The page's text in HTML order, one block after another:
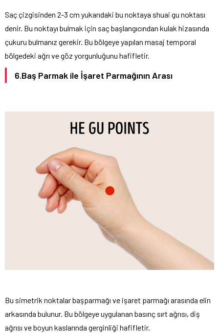
Saç çizgisinden 2-3 cm yukarıdaki bu noktaya shuai gu noktası
denir. Bu noktayı bulmak için saç başlangıcından kulak hizasında
çukuru bulmanız gerekir. Bu bölgeye yapılan masaj temporal
bölgedeki ağrı ve göz yorgunluğunu hafifletir.
6.Baş Parmak ile İşaret Parmağının Arası
Bu simetrik noktalar başparmağı ve işaret parmağı arasında elin
arkasında bulunur. Bu bölgeye uygulanan basınç sırt ağrısı, diş
ağrısı ve boyun kaslarında gerginliği hafifletir.